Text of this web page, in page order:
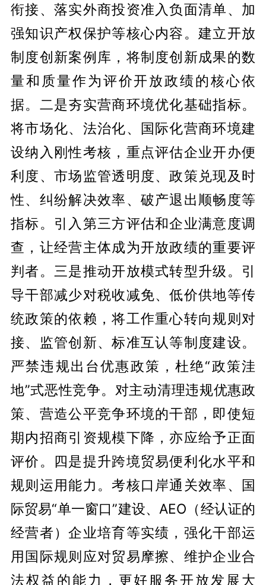
衔接、落实外商投资准入负面清单、加
强知识产权保护等核心内容。建立开放
制度创新案例库，将制度创新成果的数
量和质量作为评价开放政绩的核心依
据。二是夯实营商环境优化基础指标。
将市场化、法治化、国际化营商环境建
设纳入刚性考核，重点评估企业开办便
利度、市场监管透明度、政策兑现及时
性、纠纷解决效率、破产退出顺畅度等
指标。引入第三方评估和企业满意度调
查，让经营主体成为开放政绩的重要评
判者。三是推动开放模式转型升级。引
导干部减少对税收减免、低价供地等传
统政策的依赖，将工作重心转向规则对
接、监管创新、标准互认等制度建设。
严禁违规出台优惠政策，杜绝“政策洼
地”式恶性竞争。对主动清理违规优惠政
策、营造公平竞争环境的干部，即使短
期内招商引资规模下降，亦应给予正面
评价。四是提升跨境贸易便利化水平和
规则运用能力。考核口岸通关效率、国
际贸易“单一窗口”建设、AEO（经认证的
经营者）企业培育等实绩，强化干部运
用国际规则应对贸易摩擦、维护企业合
法权益的能力，更好服务开放发展大